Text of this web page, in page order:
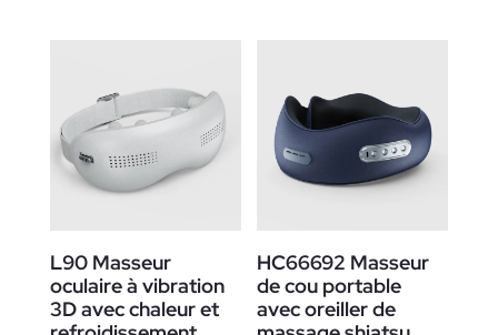
L90 Masseur
oculaire à vibration
3D avec chaleur et
HC66692 Masseur
de cou portable
avec oreiller de